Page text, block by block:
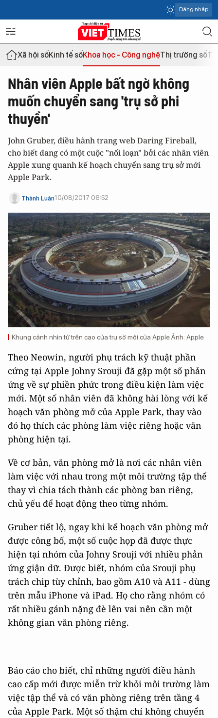
Đăng nhập
Xã hội sốKinh tế sốKhoa học - Công nghệThị trường số
Nhân viên Apple bất ngờ không
muốn chuyển sang 'trụ sở phi
thuyền'
John Gruber, điều hành trang web Daring Fireball,
cho biết đang có một cuộc "nổi loạn" bởi các nhân viên
Apple xung quanh kế hoạch chuyển sang trụ sở mới
Apple Park.
Thành Luân10/08/2017 06:52
Khung cảnh nhìn từ trên cao của trụ sở mới của Apple Ảnh: Apple
Theo Neowin, người phụ trách kỹ thuật phần
cứng tại Apple Johny Srouji đã gặp một số phản
ứng về sự phiền phức trong điều kiện làm việc
mới. Một số nhân viên đã không hài lòng với kế
hoạch văn phòng mở của Apple Park, thay vào
đó họ thích các phòng làm việc riêng hoặc văn
phòng hiện tại.
Về cơ bản, văn phòng mở là nơi các nhân viên
làm việc với nhau trong một môi trường tập thể
thay vì chia tách thành các phòng ban riêng,
chủ yếu để hoạt động theo từng nhóm.
Gruber tiết lộ, ngay khi kế hoạch văn phòng mở
được công bố, một số cuộc họp đã được thực
hiện tại nhóm của Johny Srouji với nhiều phản
ứng giận dữ. Được biết, nhóm của Srouji phụ
trách chip tùy chỉnh, bao gồm A10 và A11 - dùng
trên mẫu iPhone và iPad. Họ cho rằng nhóm có
rất nhiều gánh nặng đè lên vai nên cần một
không gian văn phòng riêng.
Báo cáo cho biết, chỉ những người điều hành
cao cấp mới được miễn trừ khỏi môi trường làm
việc tập thể và có văn phòng riêng trên tầng 4
của Apple Park. Một số thậm chí không chuyển